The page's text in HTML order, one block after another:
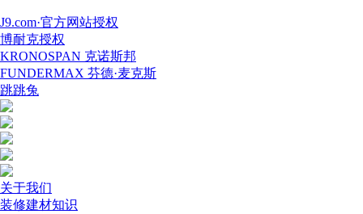
J9.com·官方网站授权
博耐克授权
KRONOSPAN 克诺斯邦
FUNDERMAX 芬德·麦克斯
跳跳兔
关于我们
装修建材知识